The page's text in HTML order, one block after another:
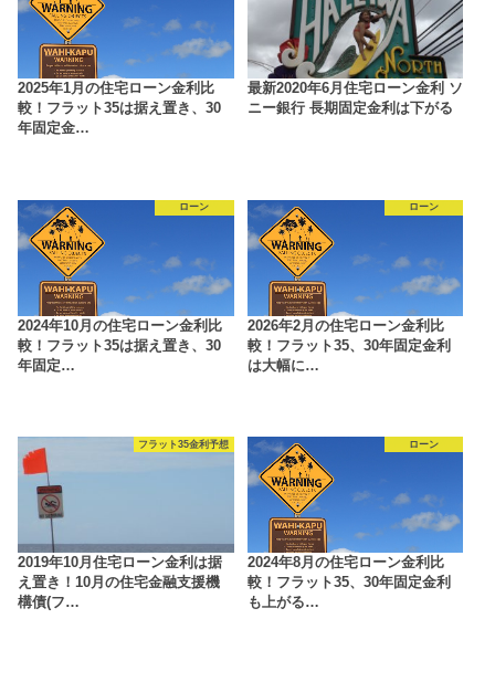
2025年1月の住宅ローン金利比
較！フラット35は据え置き、30
年固定金…
最新2020年6月住宅ローン金利 ソ
ニー銀行 長期固定金利は下がる
ローン
2024年10月の住宅ローン金利比
較！フラット35は据え置き、30
年固定…
ローン
2026年2月の住宅ローン金利比
較！フラット35、30年固定金利
は大幅に…
フラット35金利予想
2019年10月住宅ローン金利は据
え置き！10月の住宅金融支援機
構債(フ…
ローン
2024年8月の住宅ローン金利比
較！フラット35、30年固定金利
も上がる…